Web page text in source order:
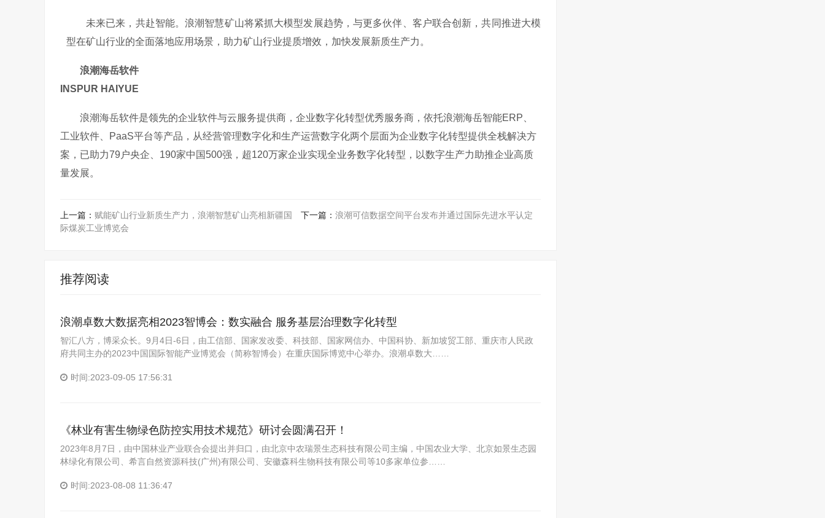
未来已来，共赴智能。浪潮智慧矿山将紧抓大模型发展趋势，与更多伙伴、客户联合创新，共同推进大模
型在矿山行业的全面落地应用场景，助力矿山行业提质增效，加快发展新质生产力。
浪潮海岳软件
INSPUR HAIYUE
浪潮海岳软件是领先的企业软件与云服务提供商，企业数字化转型优秀服务商，依托浪潮海岳智能ERP、
工业软件、PaaS平台等产品，从经营管理数字化和生产运营数字化两个层面为企业数字化转型提供全栈解决方
案，已助力79户央企、190家中国500强，超120万家企业实现全业务数字化转型，以数字生产力助推企业高质
量发展。
上一篇： 赋能矿山行业新质生产力，浪潮智慧矿山亮相新疆国
际煤炭工业博览会
下一篇： 浪潮可信数据空间平台发布并通过国际先进水平认定
推荐阅读
浪潮卓数大数据亮相2023智博会：数实融合 服务基层治理数字化转型
智汇八方，博采众长。9月4日-6日，由工信部、国家发改委、科技部、国家网信办、中国科协、新加坡贸工部、重庆市人民政
府共同主办的2023中国国际智能产业博览会（简称智博会）在重庆国际博览中心举办。浪潮卓数大……
时间:2023-09-05 17:56:31
《林业有害生物绿色防控实用技术规范》研讨会圆满召开！
2023年8月7日，由中国林业产业联合会提出并归口，由北京中农瑞景生态科技有限公司主编，中国农业大学、北京如景生态园
林绿化有限公司、希言自然资源科技(广州)有限公司、安徽森科生物科技有限公司等10多家单位参……
时间:2023-08-08 11:36:47